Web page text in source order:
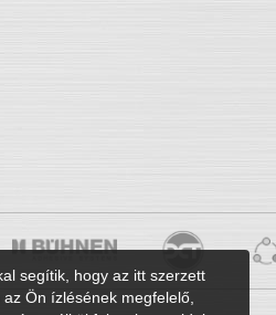
segítik, hogy az itt szerzett
Ön ízlésének megfelelő,